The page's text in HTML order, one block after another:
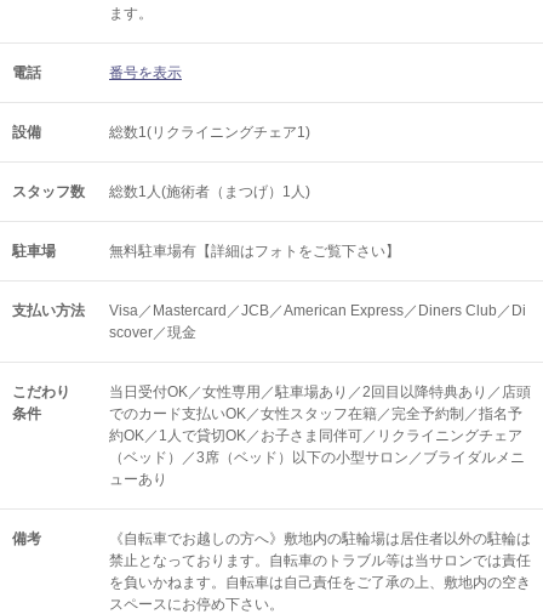
ます。
電話 番号を表示
設備 総数1(リクライニングチェア1)
スタッフ数 総数1人(施術者（まつげ）1人)
駐車場 無料駐車場有【詳細はフォトをご覧下さい】
支払い方法
Visa／Mastercard／JCB／American Express／Diners Club／Di
scover／現金
こだわり
条件
当日受付OK／女性専用／駐車場あり／2回目以降特典あり／店頭
でのカード支払いOK／女性スタッフ在籍／完全予約制／指名予
約OK／1人で貸切OK／お子さま同伴可／リクライニングチェア
（ベッド）／3席（ベッド）以下の小型サロン／ブライダルメニ
ューあり
備考
《自転車でお越しの方へ》敷地内の駐輪場は居住者以外の駐輪は
禁止となっております。自転車のトラブル等は当サロンでは責任
を負いかねます。自転車は自己責任をご了承の上、敷地内の空き
スペースにお停め下さい。